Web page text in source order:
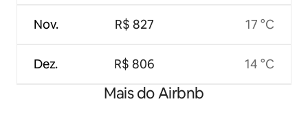
Nov.
Dez.
R$ 827
R$ 806
17 °C
14 °C
Mais do Airbnb